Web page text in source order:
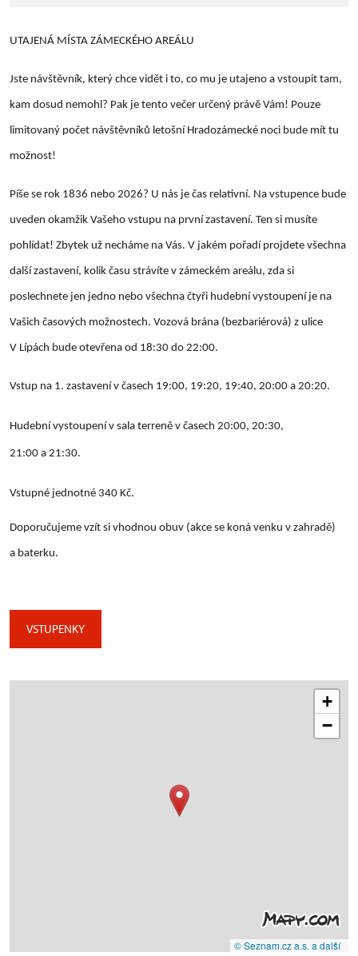
UTAJENÁ MÍSTA ZÁMECKÉHO AREÁLU
Jste návštěvník, který chce vidět i to, co mu je utajeno a vstoupit tam,
kam dosud nemohl? Pak je tento večer určený právě Vám! Pouze
limitovaný počet návštěvníků letošní Hradozámecké noci bude mít tu
možnost!
Píše se rok 1836 nebo 2026? U nás je čas relativní. Na vstupence bude
uveden okamžik Vašeho vstupu na první zastavení. Ten si musíte
pohlídat! Zbytek už necháme na Vás. V jakém pořadí projdete všechna
další zastavení, kolik času strávíte v zámeckém areálu, zda si
poslechnete jen jedno nebo všechna čtyři hudební vystoupení je na
Vašich časových možnostech. Vozová brána (bezbariérová) z ulice
V Lípách bude otevřena od 18:30 do 22:00.
Vstup na 1. zastavení v časech 19:00, 19:20, 19:40, 20:00 a 20:20.
Hudební vystoupení v sala terreně v časech 20:00, 20:30,
21:00 a 21:30.
Vstupné jednotné 340 Kč.
Doporučujeme vzít si vhodnou obuv (akce se koná venku v zahradě)
a baterku.
VSTUPENKY
+
−
© Seznam.cz a.s. a další